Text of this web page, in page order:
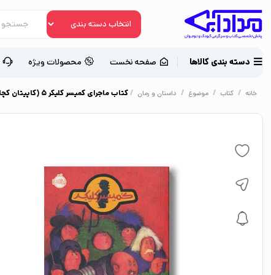
دسته بندی کالاها صفحه نخست محصولات ویژه
خانه / کتاب / موضوع / داستان و رمان /کتاب ماجرای کمیسر کلیکر 5 (کاپیتان کچاپ) اثر راینر ماریا شرودر ترجمه فریبا فقیهی نشر پرتقال